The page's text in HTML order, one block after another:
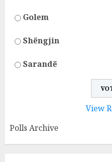
Golem
Shëngjin
Sarandë
View
Polls Archive